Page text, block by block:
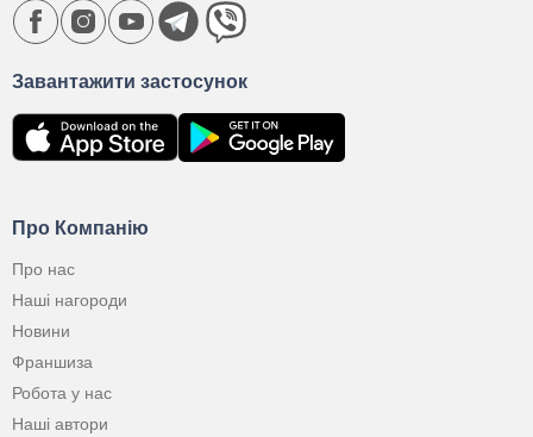
Про Компанію
Про нас
Наші нагороди
Новини
Франшиза
Робота у нас
Наші автори
Завантажити застосунок